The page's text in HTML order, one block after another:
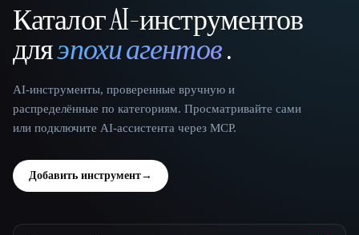
That AI Collection
Каталог AI-инструментов
дляэпохи агентов.
AI-инструменты, проверенные вручную и
распределённые по категориям. Просматривайте сами
или подключите AI-ассистента через MCP.
Добавить инструмент→